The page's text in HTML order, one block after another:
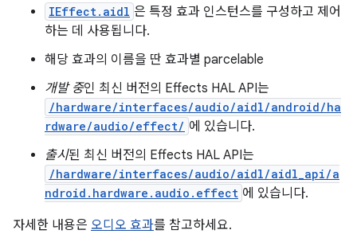
IEffect.aidl 은 특정 효과 인스턴스를 구성하고 제어
하는 데 사용됩니다.
해당 효과의 이름을 딴 효과별 parcelable
개발 중인 최신 버전의 Effects HAL API는
/hardware/interfaces/audio/aidl/android/ha
rdware/audio/effect/ 에 있습니다.
출시된 최신 버전의 Effects HAL API는
/hardware/interfaces/audio/aidl/aidl_api/a
ndroid.hardware.audio.effect 에 있습니다.
자세한 내용은 오디오 효과를 참고하세요.